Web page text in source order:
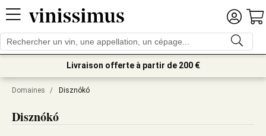
Livraison offerte à partir de 200 €
Domaines / Disznókó
Disznókó